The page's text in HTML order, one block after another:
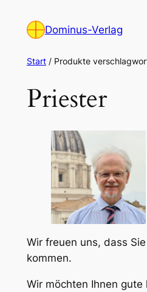
Inhalt
Dominus-Verlag
Start/ Produkte
Priester
Wir freuen uns, dass
kommen.
Wir möchten Ihnen